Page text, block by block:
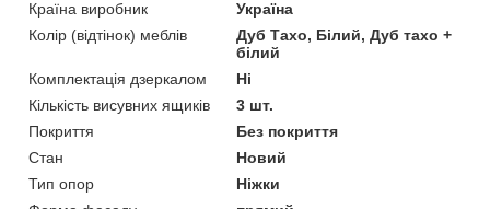
Країна виробник
Україна
Колір (відтінок) меблів
Дуб Тахо, Білий, Дуб тахо +
білий
Комплектація дзеркалом
Ні
Кількість висувних ящиків
3 шт.
Покриття
Без покриття
Стан
Новий
Тип опор
Ніжки